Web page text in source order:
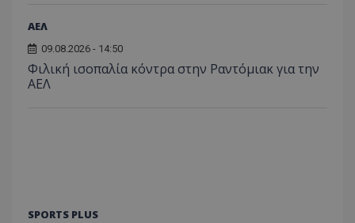
ΑΕΛ
09.08.2026 - 14:50
Φιλική ισοπαλία κόντρα στην Ραντόμιακ για την
ΑΕΛ
SPORTS PLUS